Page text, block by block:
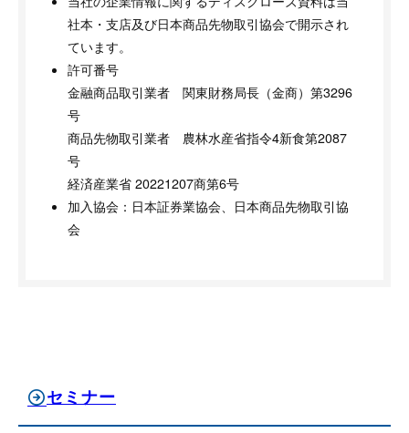
社本・支店及び日本商品先物取引協会で開示され
ています。
許可番号
金融商品取引業者 関東財務局長（金商）第3296
号
商品先物取引業者 農林水産省指令4新食第2087
号
経済産業省 20221207商第6号
加入協会：日本証券業協会、日本商品先物取引協
会
セミナー